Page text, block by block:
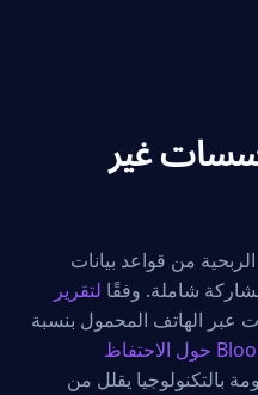
غير
من قواعد بيانات
شاملة. وفقًا لتقرير
عبر الهاتف المحمول بنسبة
أبحاث Bloomerang حول الاحتفاظ
بالتكنولوجيا يقلل من